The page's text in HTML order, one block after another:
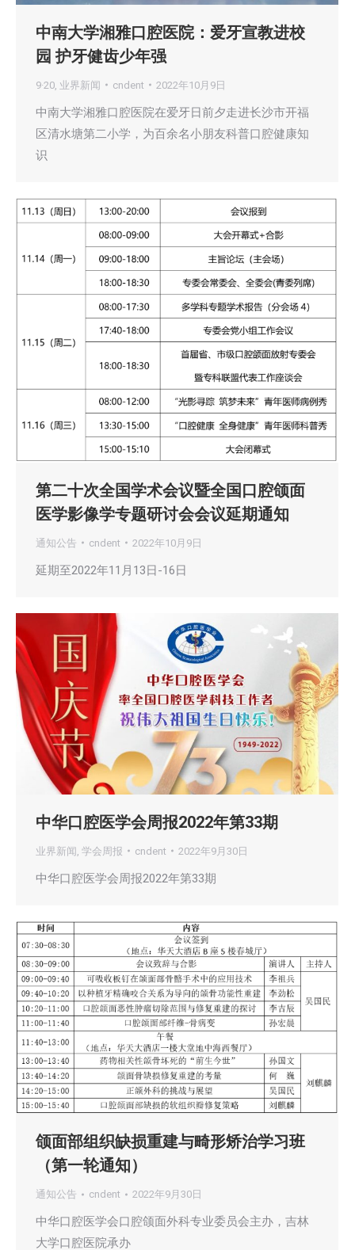
中南大学湘雅口腔医院：爱牙宣教进校
园 护牙健齿少年强
9·20 业界新闻 cndent 2022年10月9日
中南大学湘雅口腔医院在爱牙日前夕走进长沙市开福
区清水塘第二小学，为百余名小朋友科普口腔健康知
识
第二十次全国学术会议暨全国口腔颌面
医学影像学专题研讨会会议延期通知
通知公告 cndent 2022年10月9日
延期至2022年11月13日-16日
中华口腔医学会周报2022年第33期
业界新闻 学会周报 cndent 2022年9月30日
中华口腔医学会周报2022年第33期
颌面部组织缺损重建与畸形矫治学习班
（第一轮通知）
通知公告 cndent 2022年9月30日
中华口腔医学会口腔颌面外科专业委员会主办，吉林
大学口腔医院承办